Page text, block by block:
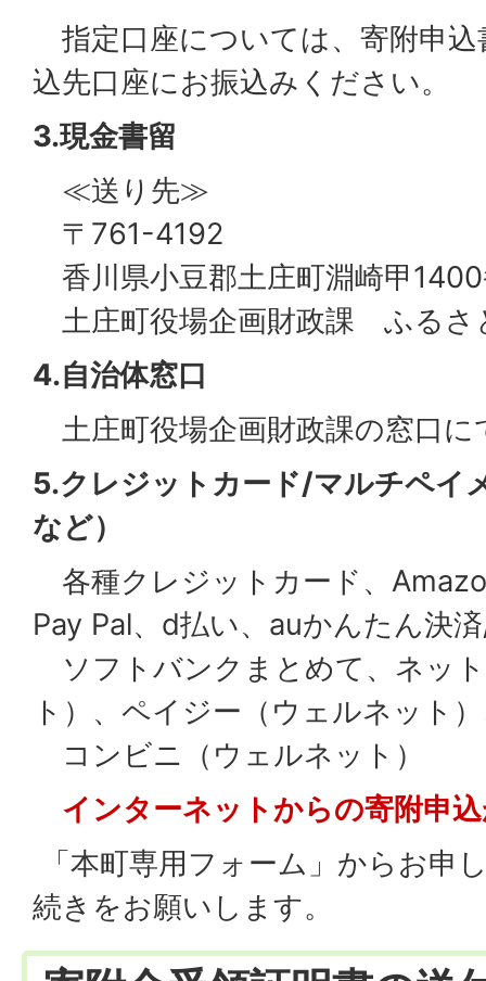
指定口座については、寄附申
込先口座にお振込みください。
3.現金書留
≪送り先≫
〒761-4192
香川県小豆郡土庄町淵崎甲
土庄町役場企画財政課 ふる
4.自治体窓口
土庄町役場企画財政課の窓口に
5.クレジットカード/マルチペイ
など）
各種クレジットカード、
Pay Pal、d払い、auかんたん決
ソフトバンクまとめて、ネッ
ト）、ペイジー（ウェルネット
コンビニ（ウェルネット）
インターネットからの寄附申
「本町専用フォーム」からお申
続きをお願いします。